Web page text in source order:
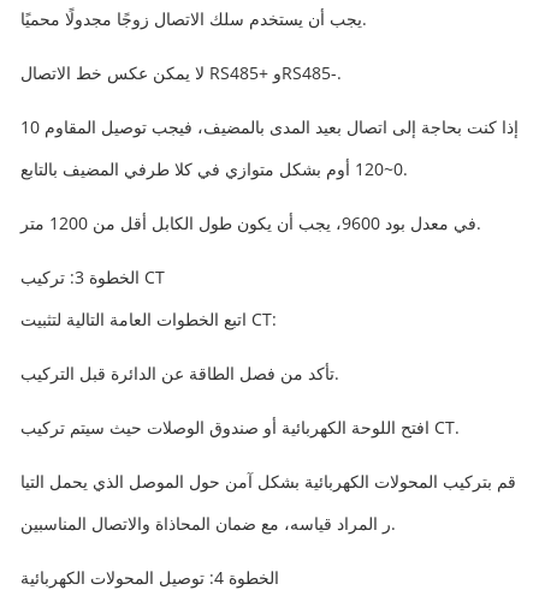
يجب أن يستخدم سلك الاتصال زوجًا مجدولًا محميًا.
لا يمكن عكس خط الاتصال RS485+ وRS485-.
إذا كنت بحاجة إلى اتصال بعيد المدى بالمضيف، فيجب توصيل المقاوم 10
0~120 أوم بشكل متوازي في كلا طرفي المضيف بالتابع.
في معدل بود 9600، يجب أن يكون طول الكابل أقل من 1200 متر.
الخطوة 3: تركيب CT
اتبع الخطوات العامة التالية لتثبيت CT:
تأكد من فصل الطاقة عن الدائرة قبل التركيب.
افتح اللوحة الكهربائية أو صندوق الوصلات حيث سيتم تركيب CT.
قم بتركيب المحولات الكهربائية بشكل آمن حول الموصل الذي يحمل التيا
ر المراد قياسه، مع ضمان المحاذاة والاتصال المناسبين.
الخطوة 4: توصيل المحولات الكهربائية